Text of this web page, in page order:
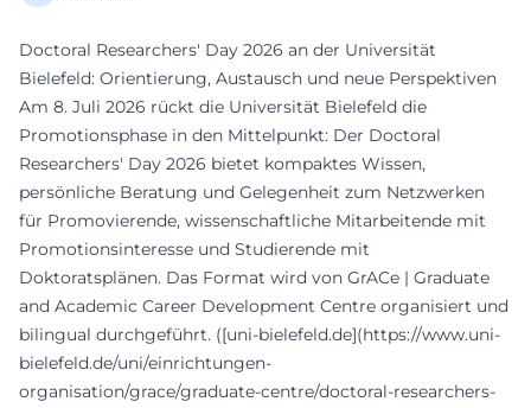
Doctoral Researchers' Day 2026 an der Universität
Bielefeld: Orientierung, Austausch und neue Perspektiven
Am 8. Juli 2026 rückt die Universität Bielefeld die
Promotionsphase in den Mittelpunkt: Der Doctoral
Researchers' Day 2026 bietet kompaktes Wissen,
persönliche Beratung und Gelegenheit zum Netzwerken
für Promovierende, wissenschaftliche Mitarbeitende mit
Promotionsinteresse und Studierende mit
Doktoratsplänen. Das Format wird von GrACe | Graduate
and Academic Career Development Centre organisiert und
bilingual durchgeführt. ([uni-bielefeld.de](https://www.uni-
bielefeld.de/uni/einrichtungen-
organisation/grace/graduate-centre/doctoral-researchers-